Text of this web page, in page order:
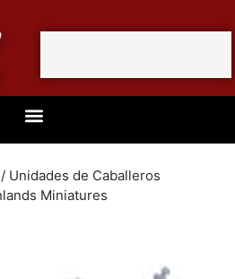
/ Unidades de Caballeros
Miniatures